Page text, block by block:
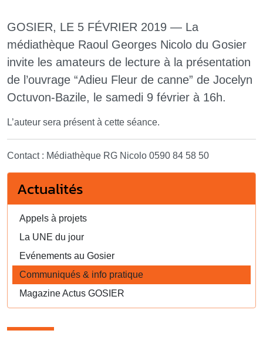
GOSIER, LE 5 FÉVRIER 2019 — La
médiathèque Raoul Georges Nicolo du Gosier
invite les amateurs de lecture à la présentation
de l’ouvrage “Adieu Fleur de canne” de Jocelyn
Octuvon-Bazile, le samedi 9 février à 16h.
L’auteur sera présent à cette séance.
Contact : Médiathèque RG Nicolo 0590 84 58 50
Actualités
Appels à projets
La UNE du jour
Evénements au Gosier
Communiqués & info pratique
Magazine Actus GOSIER